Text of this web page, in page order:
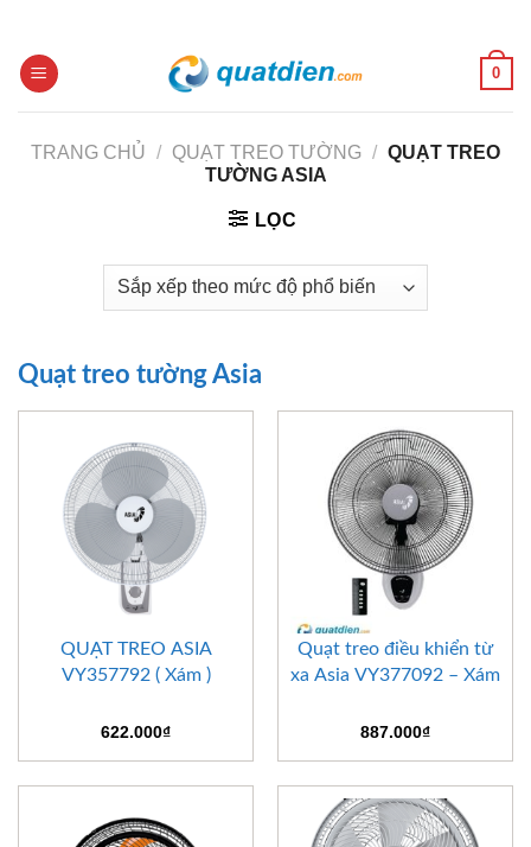
content
0
TRANG CHỦ / QUẠT TREO TƯỜNG / QUẠT TREO
TƯỜNG ASIA
LỌC
Quạt treo tường Asia
QUẠT TREO ASIA
VY357792 ( Xám )
622.000₫
Quạt treo điều khiển từ
xa Asia VY377092 – Xám
887.000₫